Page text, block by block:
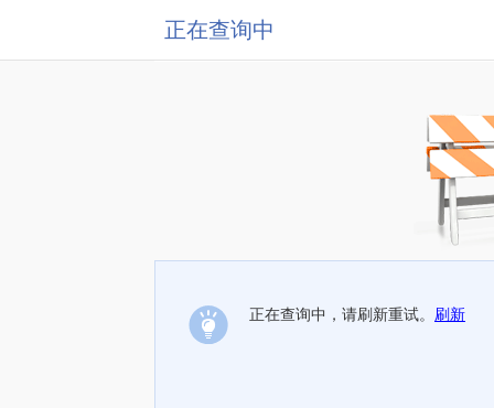
正在查询中
正在查询中，请刷新重试。 刷新